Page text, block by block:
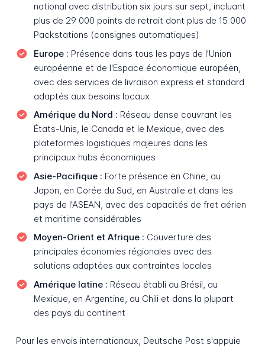
national avec distribution six jours sur sept, incluant
plus de 29 000 points de retrait dont plus de 15 000
Packstations (consignes automatiques)
Europe : Présence dans tous les pays de l'Union
européenne et de l'Espace économique européen,
avec des services de livraison express et standard
adaptés aux besoins locaux
Amérique du Nord : Réseau dense couvrant les
États-Unis, le Canada et le Mexique, avec des
plateformes logistiques majeures dans les
principaux hubs économiques
Asie-Pacifique : Forte présence en Chine, au
Japon, en Corée du Sud, en Australie et dans les
pays de l'ASEAN, avec des capacités de fret aérien
et maritime considérables
Moyen-Orient et Afrique : Couverture des
principales économies régionales avec des
solutions adaptées aux contraintes locales
Amérique latine : Réseau établi au Brésil, au
Mexique, en Argentine, au Chili et dans la plupart
des pays du continent
Pour les envois internationaux, Deutsche Post s'appuie